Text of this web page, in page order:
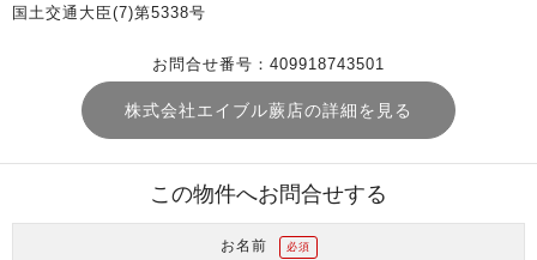
国土交通大臣(7)第5338号
お問合せ番号：409918743501
株式会社エイブル蕨店の詳細を見る
この物件へお問合せする
お名前 必須